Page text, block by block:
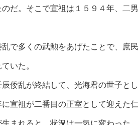
だ。そこで宣祖は１５９４年、二
で多くの武勲をあげたことで、庶
いた。
辰倭乱が終結して、光海君の世子と
に宣祖が二番目の正室として迎えた